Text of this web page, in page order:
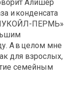
Алишер
и конденсата
ПЕРМЬ»
А в целом мне
для взрослых,
семейным